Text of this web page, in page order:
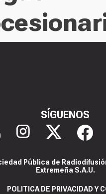
SÍGUENOS
Pública de
Extremeña S.A.U.
POLITICA DE PRIVACIDAD Y